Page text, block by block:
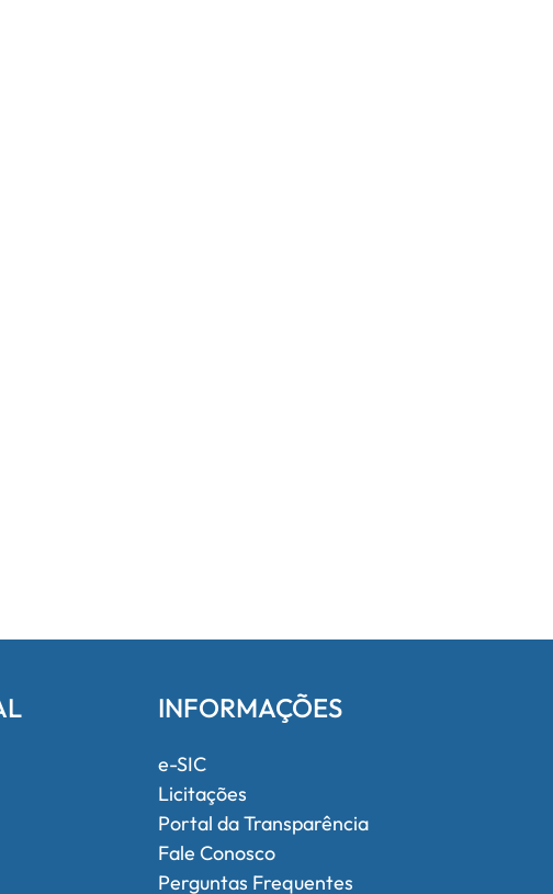
INFORMAÇÕES
e-SIC
Licitações
Portal da Transparência
Fale Conosco
Perguntas Frequentes